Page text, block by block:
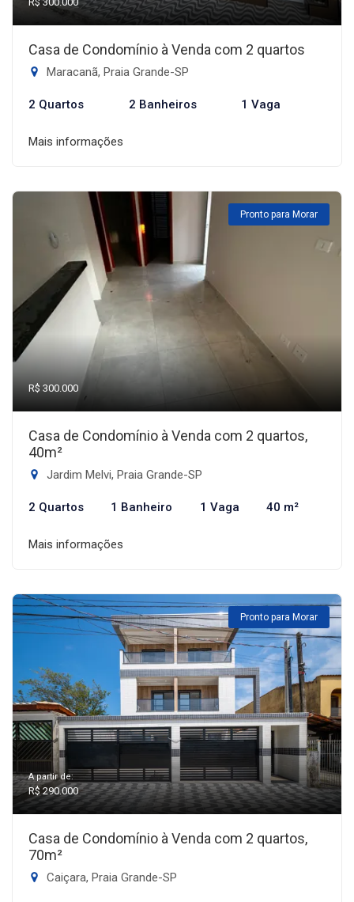
Casa de Condomínio à Venda com 2 quartos
Maracanã, Praia Grande-SP
2 Quartos 2 Banheiros 1 Vaga
Mais informações
Pronto para Morar
R$ 300.000
Casa de Condomínio à Venda com 2 quartos,
40m²
Jardim Melvi, Praia Grande-SP
2 Quartos 1 Banheiro 1 Vaga 40 m²
Mais informações
Pronto para Morar
A partir de:
R$ 290.000
Casa de Condomínio à Venda com 2 quartos,
70m²
Caiçara, Praia Grande-SP